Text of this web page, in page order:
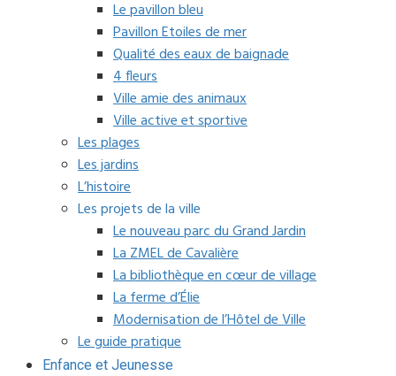
Le pavillon bleu
Pavillon Etoiles de mer
Qualité des eaux de baignade
4 fleurs
Ville amie des animaux
Ville active et sportive
Les plages
Les jardins
L’histoire
Les projets de la ville
Le nouveau parc du Grand Jardin
La ZMEL de Cavalière
La bibliothèque en cœur de village
La ferme d’Élie
Modernisation de l’Hôtel de Ville
Le guide pratique
Enfance et Jeunesse